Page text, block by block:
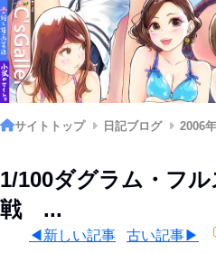
サイトトップ 日記ブログ 2006
1/100ダグラム・フ
戦 ...
◀新しい記事 古い記事▶